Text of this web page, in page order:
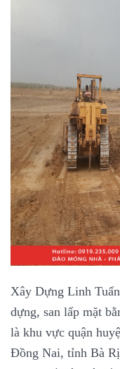
Xây Dựng Linh
dựng, san lấp mặt
là khu vực quận
Đồng Nai, tỉnh Bà